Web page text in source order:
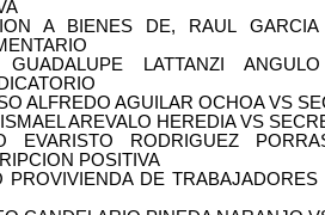
A BIENES DE, RAUL
GUADALUPE LATTANZI
ALFREDO AGUILAR OCHOA VS
AREVALO HEREDIA VS
EVARISTO RODRIGUEZ
POSITIVA
PROVIVIENDA DE